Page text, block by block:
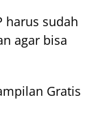
harus sudah
agar bisa
Gratis